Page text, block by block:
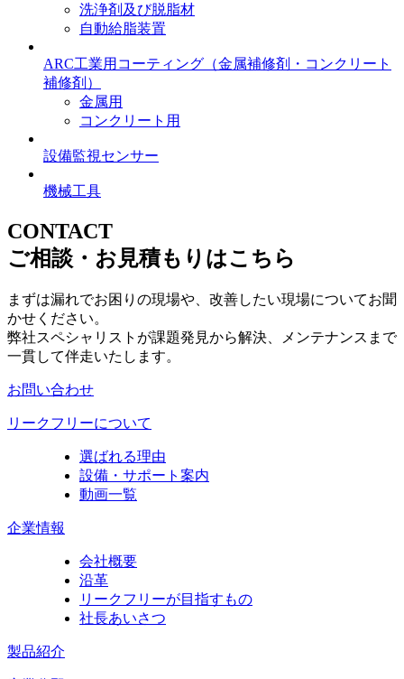
洗浄剤及び脱脂材
自動給脂装置
ARC工業用コーティング （金属補修剤・コンクリート
補修剤）
金属用
コンクリート用
設備監視センサー
機械工具
CONTACT
ご相談・お見積もりはこちら
まずは漏れでお困りの現場や、改善したい現場についてお聞
かせください。
弊社スペシャリストが課題発見から解決、メンテナンスまで
一貫して伴走いたします。
お問い合わせ
リークフリーについて
選ばれる理由
設備・サポート案内
動画一覧
企業情報
会社概要
沿革
リークフリーが目指すもの
社長あいさつ
製品紹介